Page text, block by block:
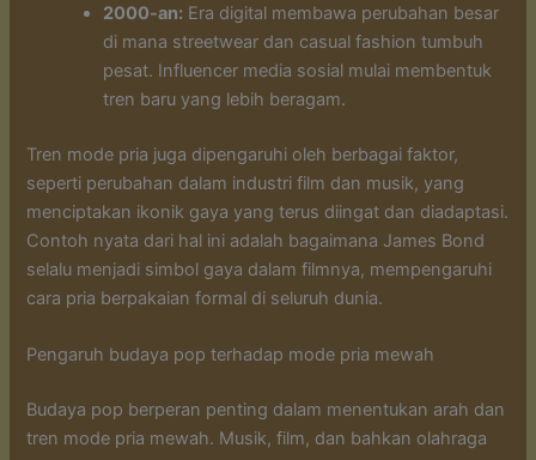
2000-an: Era digital membawa perubahan besar
di mana streetwear dan casual fashion tumbuh
pesat. Influencer media sosial mulai membentuk
tren baru yang lebih beragam.
Tren mode pria juga dipengaruhi oleh berbagai faktor,
seperti perubahan dalam industri film dan musik, yang
menciptakan ikonik gaya yang terus diingat dan diadaptasi.
Contoh nyata dari hal ini adalah bagaimana James Bond
selalu menjadi simbol gaya dalam filmnya, mempengaruhi
cara pria berpakaian formal di seluruh dunia.
Pengaruh budaya pop terhadap mode pria mewah
Budaya pop berperan penting dalam menentukan arah dan
tren mode pria mewah. Musik, film, dan bahkan olahraga